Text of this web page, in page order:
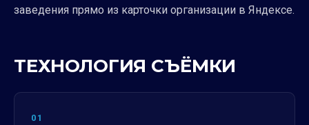
заведения прямо из карточки организации в Яндексе.
ТЕХНОЛОГИЯ СЪЁМКИ
01